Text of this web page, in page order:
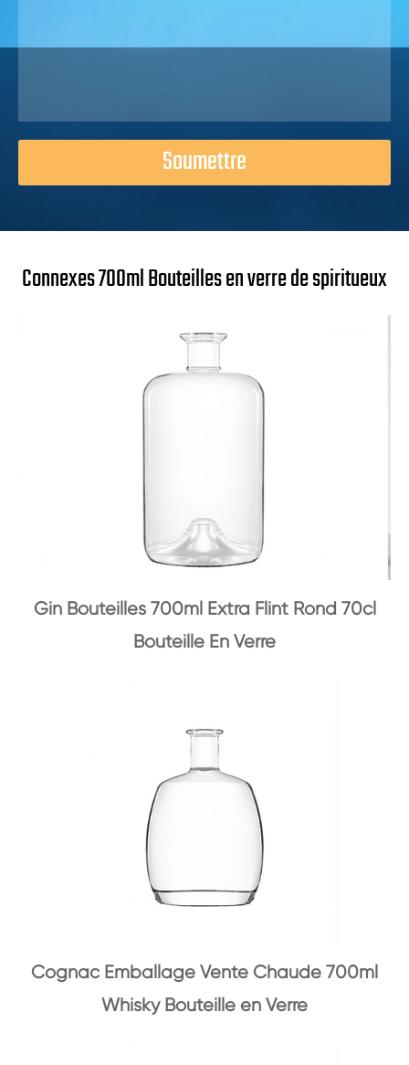
Soumettre
Connexes 700ml Bouteilles en verre de spiritueux
Gin Bouteilles 700ml Extra Flint Rond 70cl
Bouteille En Verre
Cognac Emballage Vente Chaude 700ml
Whisky Bouteille en Verre